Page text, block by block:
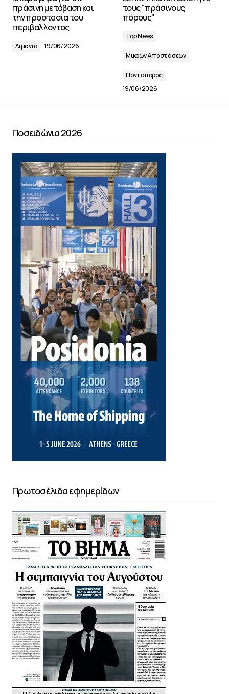
πράσινη μετάβαση και
την προστασία του
περιβάλλοντος
Λιμάνια 19/06/2026
τους "πράσινους
πόρους"
Top News
Μικρών Αποστάσεων
Ποντοπόρος
19/06/2026
Ποσειδώνια 2026
Πρωτοσέλιδα εφημερίδων